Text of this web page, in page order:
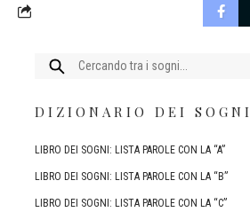
Cercare:
DIZIONARIO DEI SOGNI
LIBRO DEI SOGNI: LISTA PAROLE CON LA “A”
LIBRO DEI SOGNI: LISTA PAROLE CON LA “B”
LIBRO DEI SOGNI: LISTA PAROLE CON LA “C”